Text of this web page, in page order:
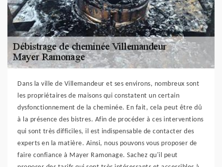
Dans la ville de Villemandeur et ses environs, nombreux sont
les propriétaires de maisons qui constatent un certain
dysfonctionnement de la cheminée. En fait, cela peut être dû
à la présence des bistres. Afin de procéder à ces interventions
qui sont très difficiles, il est indispensable de contacter des
experts en la matière. Ainsi, nous pouvons vous proposer de
faire confiance à Mayer Ramonage. Sachez qu'il peut